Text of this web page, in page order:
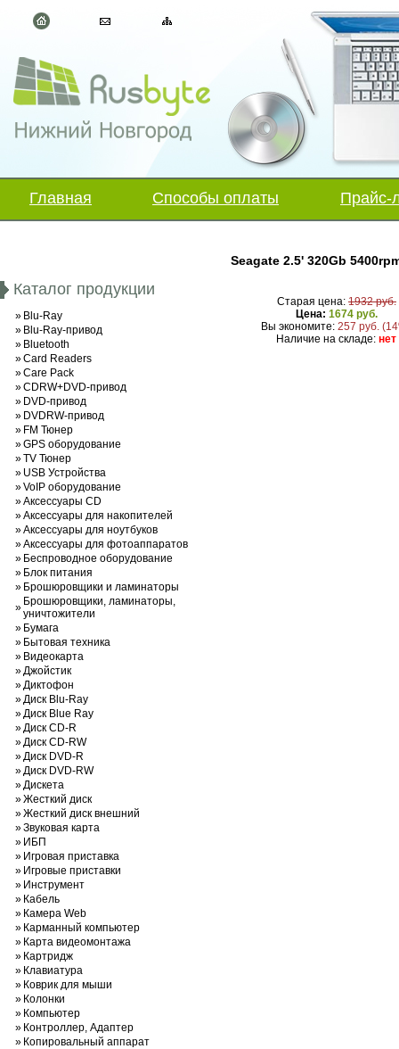
Главная Способы оплаты Прайс-
Каталог продукции
» Blu-Ray
» Blu-Ray-привод
» Bluetooth
»Card Readers
»Care Pack
»CDRW+DVD-привод
» DVD-привод
» DVDRW-привод
» FM Тюнер
»GPS оборудование
»TV Тюнер
» USB Устройства
»VoIP оборудование
»Аксессуары CD
»Аксессуары для накопителей
»Аксессуары для ноутбуков
»Аксессуары для фотоаппаратов
» Беспроводное оборудование
» Блок питания
» Брошюровщики и ламинаторы
» Брошюровщики, ламинаторы,
уничтожители
» Бумага
» Бытовая техника
» Видеокарта
»Джойстик
»Диктофон
»Диск Blu-Ray
»Диск Blue Ray
»Диск CD-R
»Диск CD-RW
»Диск DVD-R
»Диск DVD-RW
»Дискета
»Жесткий диск
»Жесткий диск внешний
»Звуковая карта
» ИБП
» Игровая приставка
» Игровые приставки
» Инструмент
» Кабель
» Камера Web
» Карманный компьютер
» Карта видеомонтажа
» Картридж
» Клавиатура
» Коврик для мыши
» Колонки
» Компьютер
» Контроллер, Адаптер
» Копировальный аппарат
Seagate 2.5' 320Gb
Старая цена: 1932 руб.
Цена: 1674 руб.
Вы экономите:257 руб.
Наличие на складе:нет